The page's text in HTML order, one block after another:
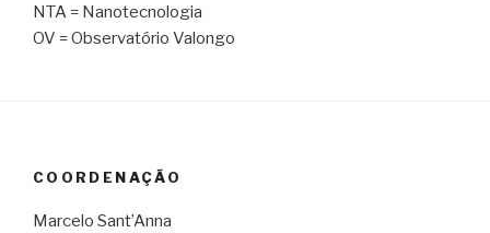
NTA = Nanotecnologia
OV = Observatório Valongo
COORDENAÇÃO
Marcelo Sant’Anna